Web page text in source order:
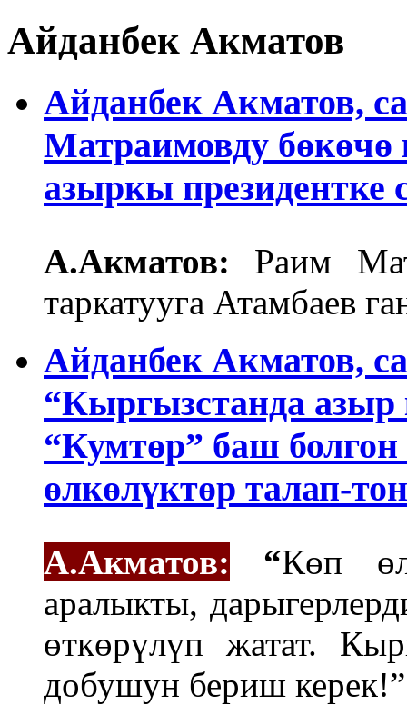
Айданбек Акматов
Айданбек Акматов,
Матраимовду
азыркы президентке
А.Акматов: Раим
таркатууга Атамбаев
Айданбек Акматов,
“Кыргызстанда
“Кумтөр” баш
өлкөлүктөр талап-
А.Акматов: “Көп
аралыкты,
өткөрүлүп жатат.
добушун бериш керек!”